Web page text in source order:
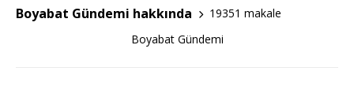
b r
Boyabat Gündemi hakkında
19351 makale
Boyabat Gündemi